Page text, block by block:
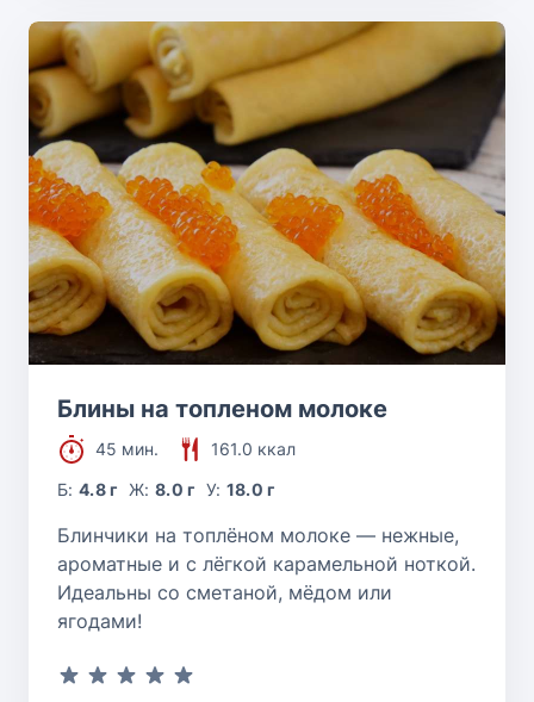
Блины на топленом молоке
45 мин.
161.0 ккал
Б:4.8 г Ж: 8.0 г У: 18.0 г
Блинчики на топлёном молоке — нежные,
ароматные и с лёгкой карамельной ноткой.
Идеальны со сметаной, мёдом или
ягодами!